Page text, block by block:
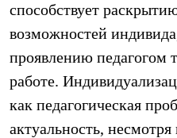
способствует
возможностей
проявлению педагогом
работе.
как педагогическая
актуальность, несмотря